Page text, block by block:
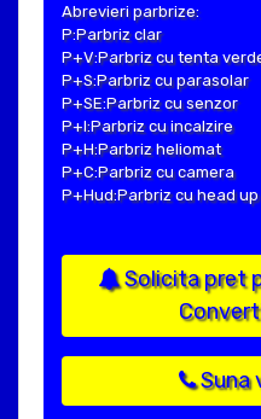
Abrevieri parbrize:
P:Parbriz clar
P+V:Parbriz cu tenta
P+S:Parbriz cu parasolar
P+SE:Parbriz cu senzor
P+I:Parbriz cu incalzire
P+H:Parbriz heliomat
P+C:Parbriz cu camera
P+Hud:Parbriz cu head
Solicita pret
Suna